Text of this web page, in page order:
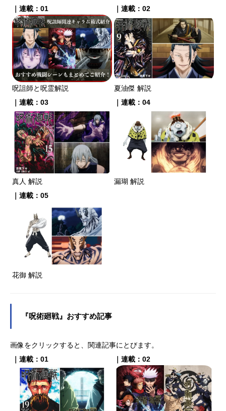
｜連載：01
呪詛師と呪霊解説
｜連載：02
夏油傑 解説
｜連載：03
真人 解説
｜連載：04
漏瑚 解説
｜連載：05
花御 解説
『呪術廻戦』おすすめ記事
画像をクリックすると、関連記事にとびます。
｜連載：01
｜連載：02